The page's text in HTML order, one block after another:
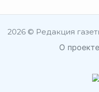
2026 © Редакция
О проекте